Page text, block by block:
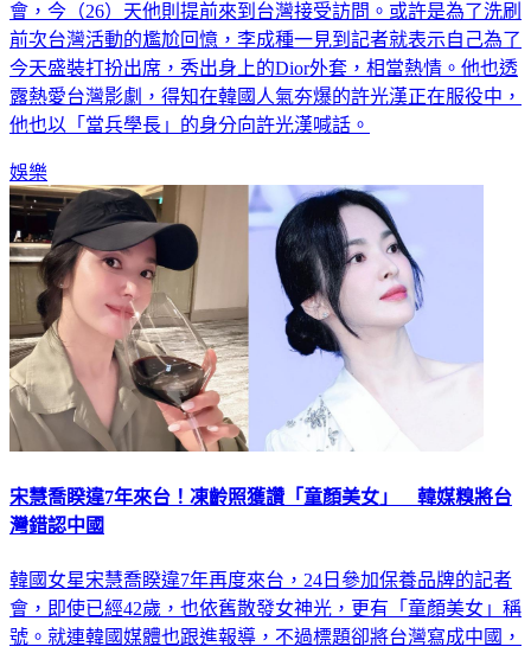
會，今（26）天他則提前來到台灣接受訪問。或許是為了洗刷
前次台灣活動的尷尬回憶，李成種一見到記者就表示自己為了
今天盛裝打扮出席，秀出身上的Dior外套，相當熱情。他也透
露熱愛台灣影劇，得知在韓國人氣夯爆的許光漢正在服役中，
他也以「當兵學長」的身分向許光漢喊話。
娛樂
宋慧喬睽違7年來台！凍齡照獲讚「童顏美女」 韓媒糗將台
灣錯認中國
韓國女星宋慧喬睽違7年再度來台，24日參加保養品牌的記者
會，即使已經42歲，也依舊散發女神光，更有「童顏美女」稱
號。就連韓國媒體也跟進報導，不過標題卻將台灣寫成中國，